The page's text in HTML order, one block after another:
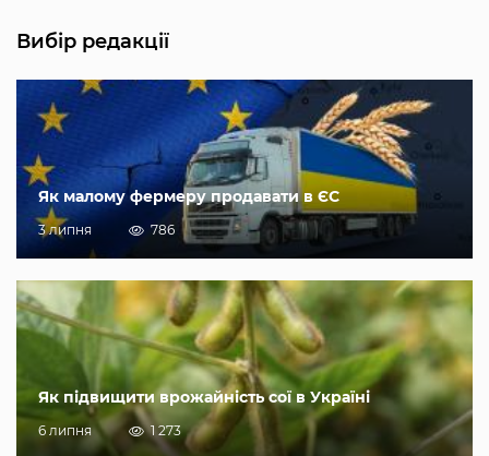
Вибір редакції
Як малому фермеру продавати в ЄС
3 липня 786
Як підвищити врожайність сої в Україні
6 липня 1 273